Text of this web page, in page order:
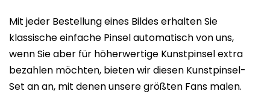
Mit jeder Bestellung eines Bildes erhalten Sie
klassische einfache Pinsel automatisch von uns,
wenn Sie aber für höherwertige Kunstpinsel extra
bezahlen möchten, bieten wir diesen Kunstpinsel-
Set an an, mit denen unsere größten Fans malen.
Produktbewertung
ist
0,0
von
5